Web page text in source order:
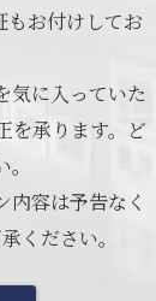
もお付けしてお
気に入っていた
を承ります。ど
容は予告なく
ください。